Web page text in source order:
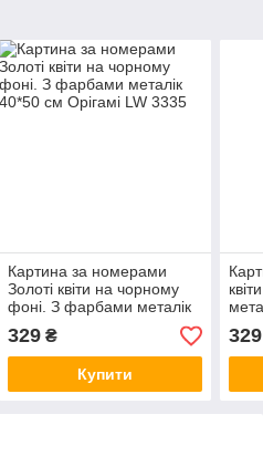
Картина за номерами
Золоті квіти на чорному
фоні. З фарбами металік
40*50 см Орігамі LW 3335
329₴
Купити
329